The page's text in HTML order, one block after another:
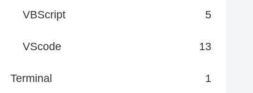
VBScript 5
VScode 13
Terminal 1